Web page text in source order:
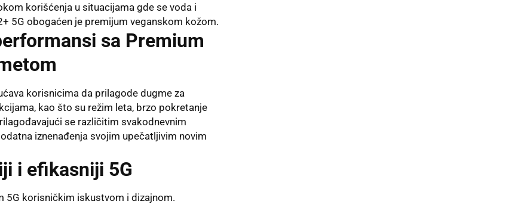
korišćenja u situacijama gde se voda i
5G obogaćen je premijum veganskom kožom.
sa Premium
korisnicima da prilagode dugme za
kao što su režim leta, brzo pokretanje
se različitim svakodnevnim
iznenađenja svojim upečatljivim novim
i efikasniji 5G
5G korisničkim iskustvom i dizajnom.